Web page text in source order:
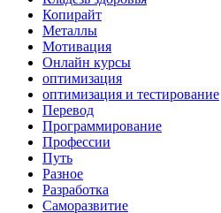
Копирайт
Металлы
Мотивация
Онлайн курсы
оптимизация
оптимизация и тестирование
Перевод
Программирование
Профессии
Путь
Разное
Разработка
Саморазвитие